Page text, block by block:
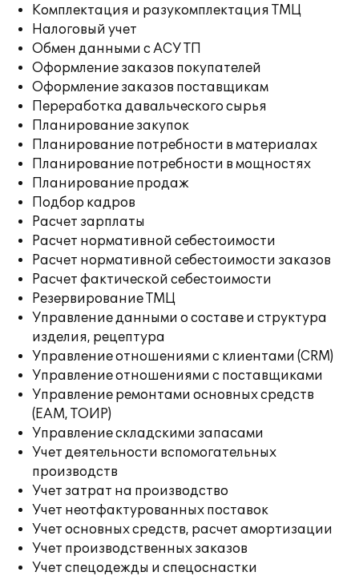
Комплектация и разукомплектация ТМЦ
Налоговый учет
Обмен данными с АСУ ТП
Оформление заказов покупателей
Оформление заказов поставщикам
Переработка давальческого сырья
Планирование закупок
Планирование потребности в материалах
Планирование потребности в мощностях
Планирование продаж
Подбор кадров
Расчет зарплаты
Расчет нормативной себестоимости
Расчет нормативной себестоимости заказов
Расчет фактической себестоимости
Резервирование ТМЦ
Управление данными о составе и структура
изделия, рецептура
Управление отношениями с клиентами (CRM)
Управление отношениями с поставщиками
Управление ремонтами основных средств
(EAM, ТОИР)
Управление складскими запасами
Учет деятельности вспомогательных
производств
Учет затрат на производство
Учет неотфактурованных поставок
Учет основных средств, расчет амортизации
Учет производственных заказов
Учет спецодежды и спецоснастки